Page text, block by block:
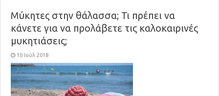
Μύκητες στην θάλασσα; Τι πρέπει να
κάνετε για να προλάβετε τις καλοκαιρινές
μυκητιάσεις;
10 Ιούλ 2018